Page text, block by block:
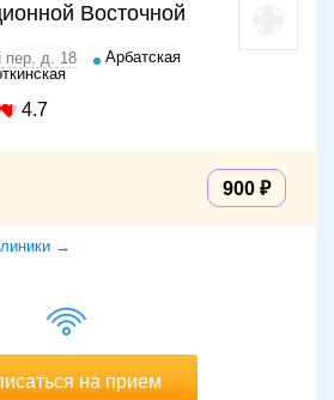
Восточной
пер. д. 18
Арбатская
4.7
900
→
на прием